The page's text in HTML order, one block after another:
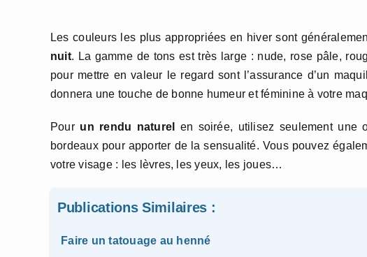
Les couleurs les plus appropriées en hiver sont
nuit. La gamme de tons est très large : nude, rose pâle,
pour mettre en valeur le regard sont l’assurance d’un
donnera une touche de bonne humeur et féminine à votre
Pour un rendu naturel
en soirée, utilisez seulement une
bordeaux pour apporter de la sensualité. Vous pouvez
votre visage : les lèvres, les yeux, les joues…
Publications Similaires :
Faire un tatouage au henné